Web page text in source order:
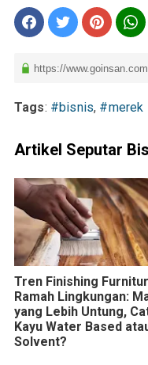
Tags: #bisnis, #merek
Artikel Seputar
Tren Finishing
Ramah Lingkungan:
yang Lebih Untung,
Kayu Water Based
Solvent?